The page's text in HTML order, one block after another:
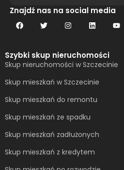
Alternative:
Znajdź nas na social media
Szybki skup nieruchomości
Skup nieruchomości w Szczecinie
Skup mieszkań w Szczecinie
Skup mieszkań do remontu
Skup mieszkań ze spadku
Skup mieszkań zadłużonych
Skup mieszkań z kredytem